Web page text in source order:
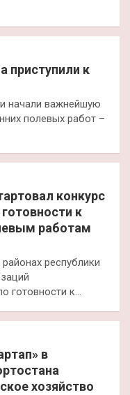
приступили к
начали важнейшую
полевых работ –
конкурс
к
работам
республики
готовности к…
в
хозяйство